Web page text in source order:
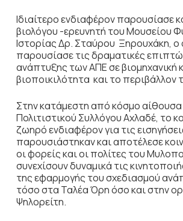
Ιδιαίτερο ενδιαφέρον παρουσίασε
βιολόγου -ερευνητή του Μουσείου
Ιστορίας Δρ. Σταύρου Ξηρουχάκη, ο
παρουσίασε τις δραματικές
ανάπτυξης των ΑΠΕ σε βιομηχανική
βιοποικιλότητα και το περιβάλλον
Στην κατάμεστη από κόσμο
Πολιτιστικού Συλλόγου Αχλαδέ, το
ζωηρό ενδιαφέρον για τις
παρουσιάστηκαν και αποτέλεσε
οι φορείς και οι πολίτες του
συνεχίσουν δυναμικά τις
της εφαρμογής του σχεδιασμού
τόσο στα Ταλέα Όρη όσο και στην
Ψηλορείτη.